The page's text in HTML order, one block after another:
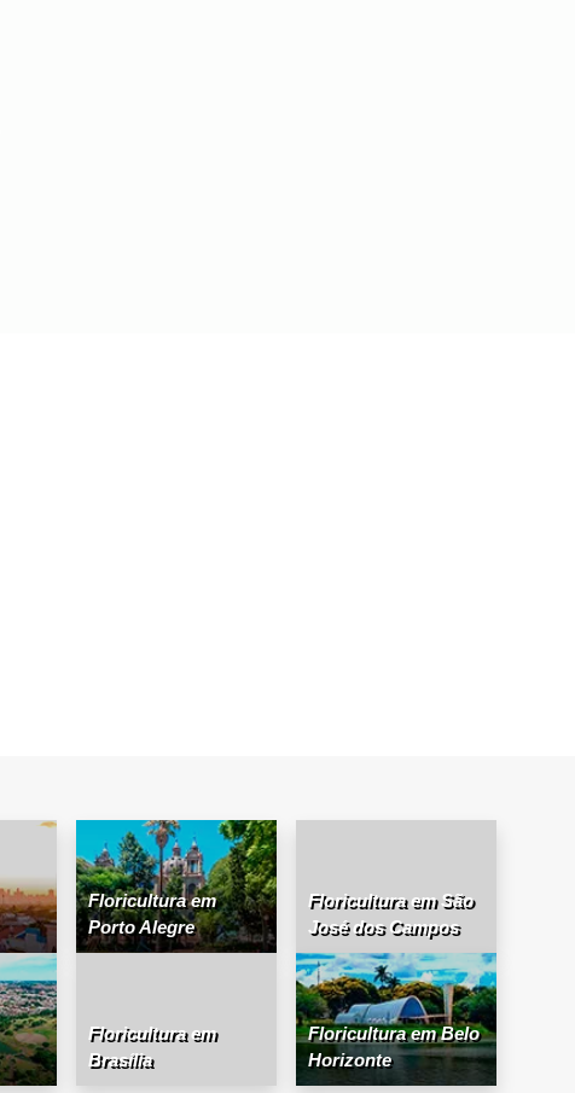
Floricultura em
Porto Alegre
Floricultura em São
José dos Campos
Floricultura em
Brasília
Floricultura em Belo
Horizonte